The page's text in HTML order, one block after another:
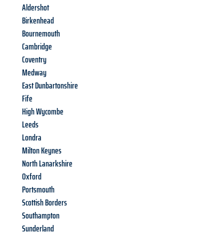
Aldershot
Birkenhead
Bournemouth
Cambridge
Coventry
Medway
East Dunbartonshire
Fife
High Wycombe
Leeds
Londra
Milton Keynes
North Lanarkshire
Oxford
Portsmouth
Scottish Borders
Southampton
Sunderland